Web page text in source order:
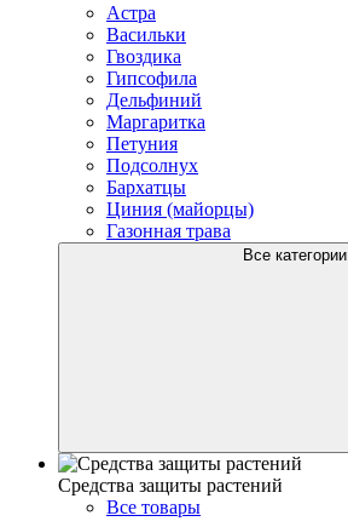
Астра
Васильки
Гвоздика
Гипсофила
Дельфиний
Маргаритка
Петуния
Подсолнух
Бархатцы
Циния (майорцы)
Газонная трава
Все категории
Средства защиты растений
Все товары